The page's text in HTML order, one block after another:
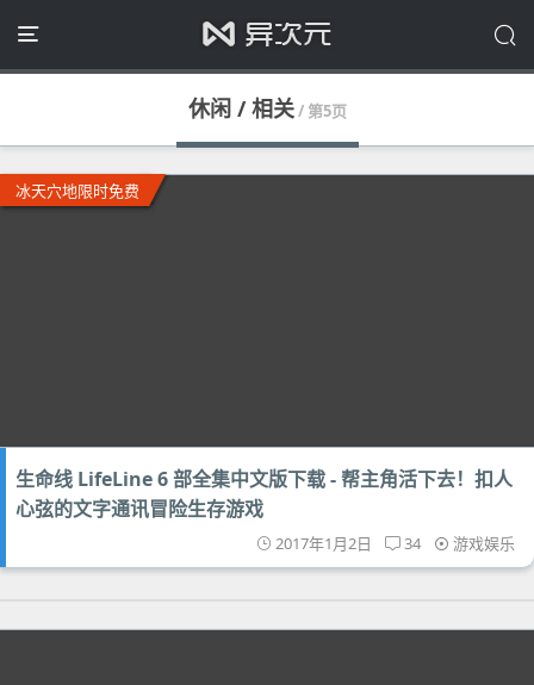
休闲 / 相关/ 第5页
冰天穴地限时免费
生命线 LifeLine 6 部全集中文版下载 - 帮主角活下去！扣人
心弦的文字通讯冒险生存游戏
2017年1月2日 34 游戏娱乐